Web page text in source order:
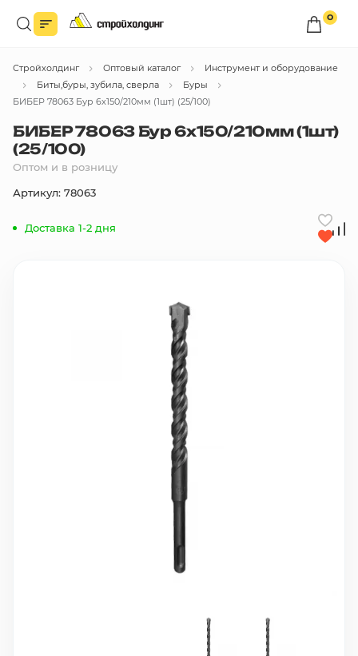
0
Войдите в личный кабинет
Вы сможете оформлять заказы по оптовым ценам.
Каталог товаров
10 000 ₽
Минимальный заказ
Все бренды
Стройхолдинг Оптовый каталог
Инструмент и оборудование
Биты,буры, зубила, сверла
Буры
БИБЕР 78063 Бур 6х150/210мм (1шт) (25/100)
БИБЕР 78063 Бур 6х150/210мм (1шт)
(25/100)
Оптом и в розницу
Артикул: 78063
Доставка 1-2 дня